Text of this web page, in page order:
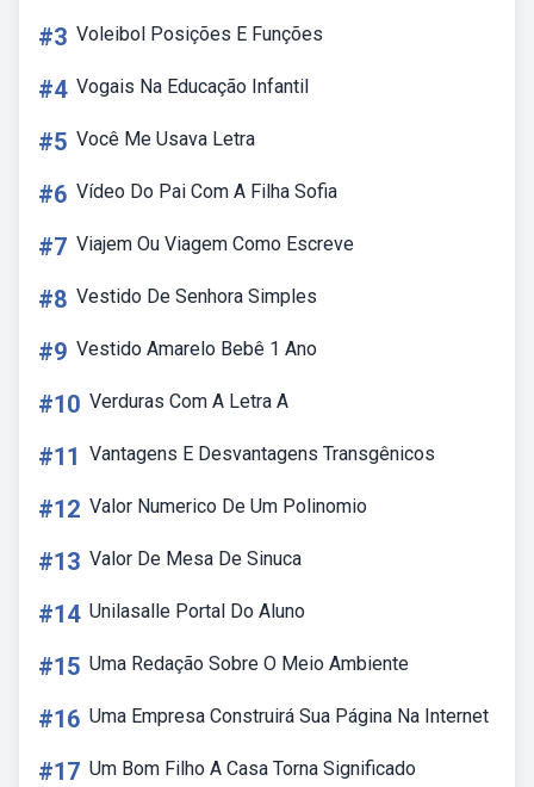
#3 Voleibol Posições E Funções
#4 Vogais Na Educação Infantil
#5 Você Me Usava Letra
#6 Vídeo Do Pai Com A Filha Sofia
#7 Viajem Ou Viagem Como Escreve
#8 Vestido De Senhora Simples
#9 Vestido Amarelo Bebê 1 Ano
#10 Verduras Com A Letra A
#11 Vantagens E Desvantagens Transgênicos
#12 Valor Numerico De Um Polinomio
#13 Valor De Mesa De Sinuca
#14 Unilasalle Portal Do Aluno
#15 Uma Redação Sobre O Meio Ambiente
#16 Uma Empresa Construirá Sua Página Na Internet
#17 Um Bom Filho A Casa Torna Significado